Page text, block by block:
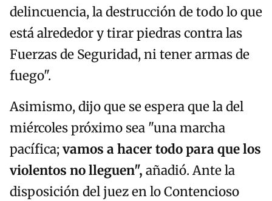
delincuencia, la destrucción de todo lo que
está alrededor y tirar piedras contra las
Fuerzas de Seguridad, ni tener armas de
fuego".
Asimismo, dijo que se espera que la del
miércoles próximo sea "una marcha
pacífica; vamos a hacer todo para que los
violentos no lleguen", añadió. Ante la
disposición del juez en lo Contencioso